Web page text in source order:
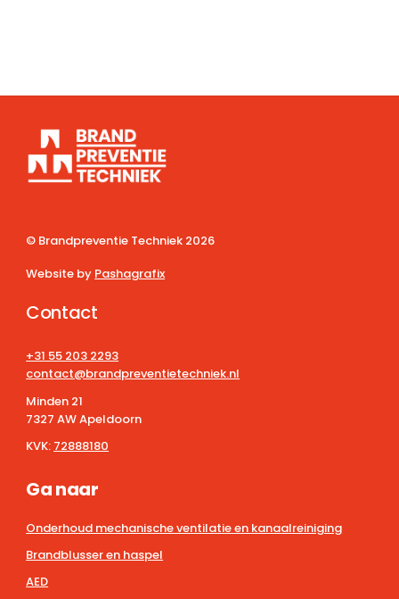
© Brandpreventie Techniek 2026
Website by Pashagrafix
Contact
+31 55 203 2293
contact@brandpreventietechniek.nl
Minden 21
7327 AW Apeldoorn
KVK: 72888180
Ga naar
Onderhoud mechanische ventilatie en kanaalreiniging
Brandblusser en haspel
AED